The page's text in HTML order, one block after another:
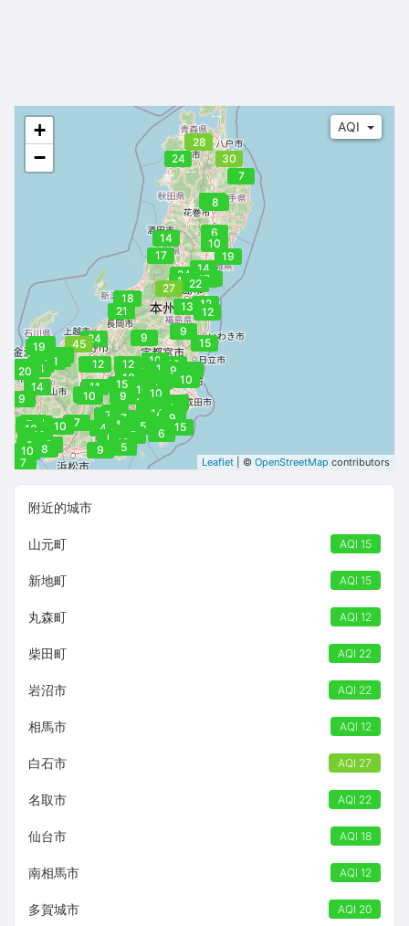
AQI
11
--
27
10
8
12
10
18
13
9
9
21
17
8
19
10
11
11
17
7
--
8
24
10
8
15
10
20
15
9
7
10
23
14 6
18
9
14
10
14
4
--
10
28
9
9
7
10
7
19 9
12
6
7
24
17
7
45
7
14
7
19
4
--
8
--
9
10
10
14
19
12
5
15
5
22
24
10
21
9
7
20
7
--
9
--
10
10
12
14
19
12
6
12
5
9
27
9
24
12
12
22
--
30
10
9
12
7
14
9
7
9
24
+
−
Leaflet | © OpenStreetMap contributors
附近的城市
山元町 AQI 15
新地町 AQI 15
丸森町 AQI 12
柴田町 AQI 22
岩沼市 AQI 22
相馬市 AQI 12
白石市 AQI 27
名取市 AQI 22
仙台市 AQI 18
南相馬市 AQI 12
多賀城市 AQI 20